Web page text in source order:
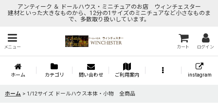
アンティーク ＆ ドールハウス・ミニチュアのお店 ウィンチェスター
建材といった大きなものから、12分の1サイズのミニチュアなど小さなものま
で、多数取り扱いしています。
メニュー カート ログイン
ホーム カテゴリ 問い合わせ ご利用案内 instagram
ホーム > 1/12サイズ ドールハウス本体・小物 全商品